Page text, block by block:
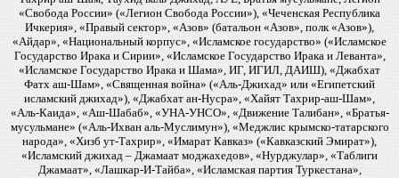
«Свобода России» («Легион Свобода России»), «Чеченская Республика
Ичкерия», «Правый сектор», «Азов» (батальон «Азов», полк «Азов»),
«Айдар», «Национальный корпус», «Исламское государство» («Исламское
Государство Ирака и Сирии», «Исламское Государство Ирака и Леванта»,
«Исламское Государство Ирака и Шама», ИГ, ИГИЛ, ДАИШ), «Джабхат
Фатх аш-Шам», «Священная война» («Аль-Джихад» или «Египетский
исламский джихад»), «Джабхат ан-Нусра», «Хайят Тахрир-аш-Шам»,
«Аль-Каида», «Аш-Шабаб», «УНА-УНСО», «Движение Талибан», «Братья-
мусульмане» («Аль-Ихван аль-Муслимун»), «Меджлис крымско-татарского
народа», «Хизб ут-Тахрир», «Имарат Кавказ» («Кавказский Эмират»),
«Исламский джихад – Джамаат моджахедов», «Нурджулар», «Таблиги
Джамаат», «Лашкар-И-Тайба», «Исламская партия Туркестана»,